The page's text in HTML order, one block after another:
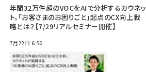
年間32万件超のVOCをAIで分析するカウネッ
ト。「お客さまのお困りごと」起点のCX向上戦
略とは？【7/29リアルセミナー開催】
7月22日 6:50